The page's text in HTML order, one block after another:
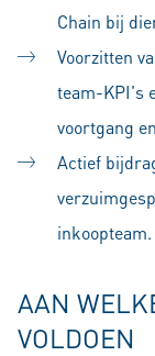
Chain bij
Voorzitten
team-KPI's
voortgang
Actief
inkoopteam.
AAN
VOLDOEN